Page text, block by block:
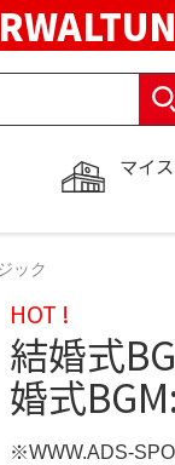
マイ
ック
HOT !
結婚式
婚式
※WWW.ADS-